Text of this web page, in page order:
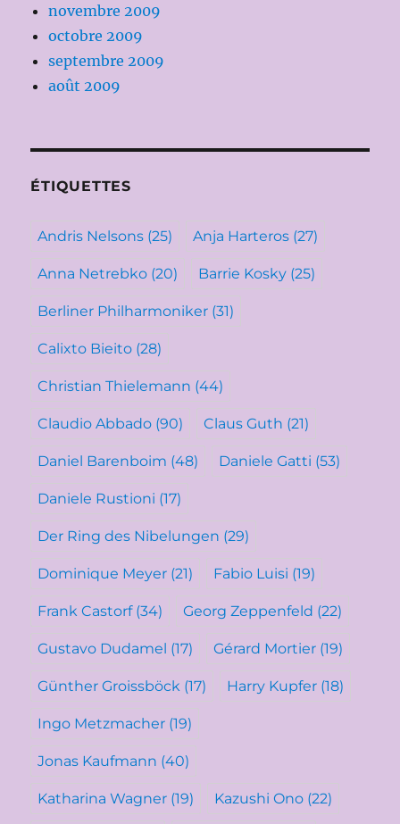
novembre 2009
octobre 2009
septembre 2009
août 2009
ÉTIQUETTES
Andris Nelsons (25) Anja Harteros (27)
Anna Netrebko (20) Barrie Kosky (25)
Berliner Philharmoniker (31)
Calixto Bieito (28)
Christian Thielemann (44)
Claudio Abbado (90) Claus Guth (21)
Daniel Barenboim (48) Daniele Gatti (53)
Daniele Rustioni (17)
Der Ring des Nibelungen (29)
Dominique Meyer (21) Fabio Luisi (19)
Frank Castorf(34) Georg Zeppenfeld (22)
Gustavo Dudamel (17) Gérard Mortier (19)
Günther Groissböck (17) Harry Kupfer (18)
Ingo Metzmacher (19)
Jonas Kaufmann (40)
Katharina Wagner (19) Kazushi Ono (22)